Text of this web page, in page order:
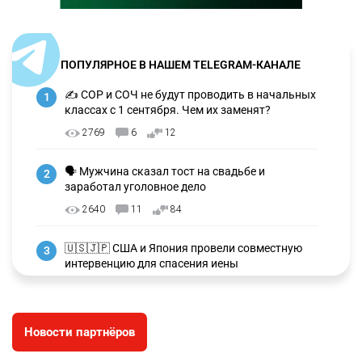
ПОПУЛЯРНОЕ В НАШЕМ TELEGRAM-КАНАЛЕ
1
✍️ СОР и СОЧ не будут проводить в начальных
классах с 1 сентября. Чем их заменят?
2769 6 12
2
🗣 Мужчина сказал тост на свадьбе и
заработал уголовное дело
2640 11 84
3
🇺🇸🇯🇵 США и Япония провели совместную
интервенцию для спасения иены
4
💬 Димаш Кудайберген ответил на критику
нового клипа
Новости партнёров